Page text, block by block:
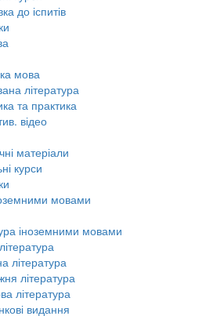
до іспитів
мова
література
та практика
відео
матеріали
курси
мовами
іноземними мовами
література
література
література
видання